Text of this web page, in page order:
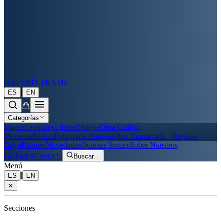
GALERÍA FRAME
ES | EN
Categorías
MapasGrabadosLibrosDibujosObra Gráfica
ModernaPostersFotografía AntiguaObra Enmarcada - Regalos
GoyaPiranesiNovedadesQuiénes SomosSobre Nuestros
GrabadosContacto Buscar…
Menú
ES |
EN
✕
Secciones